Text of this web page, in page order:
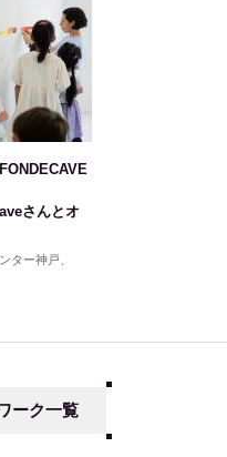
さんとオ
ター神戸、
ーク一覧